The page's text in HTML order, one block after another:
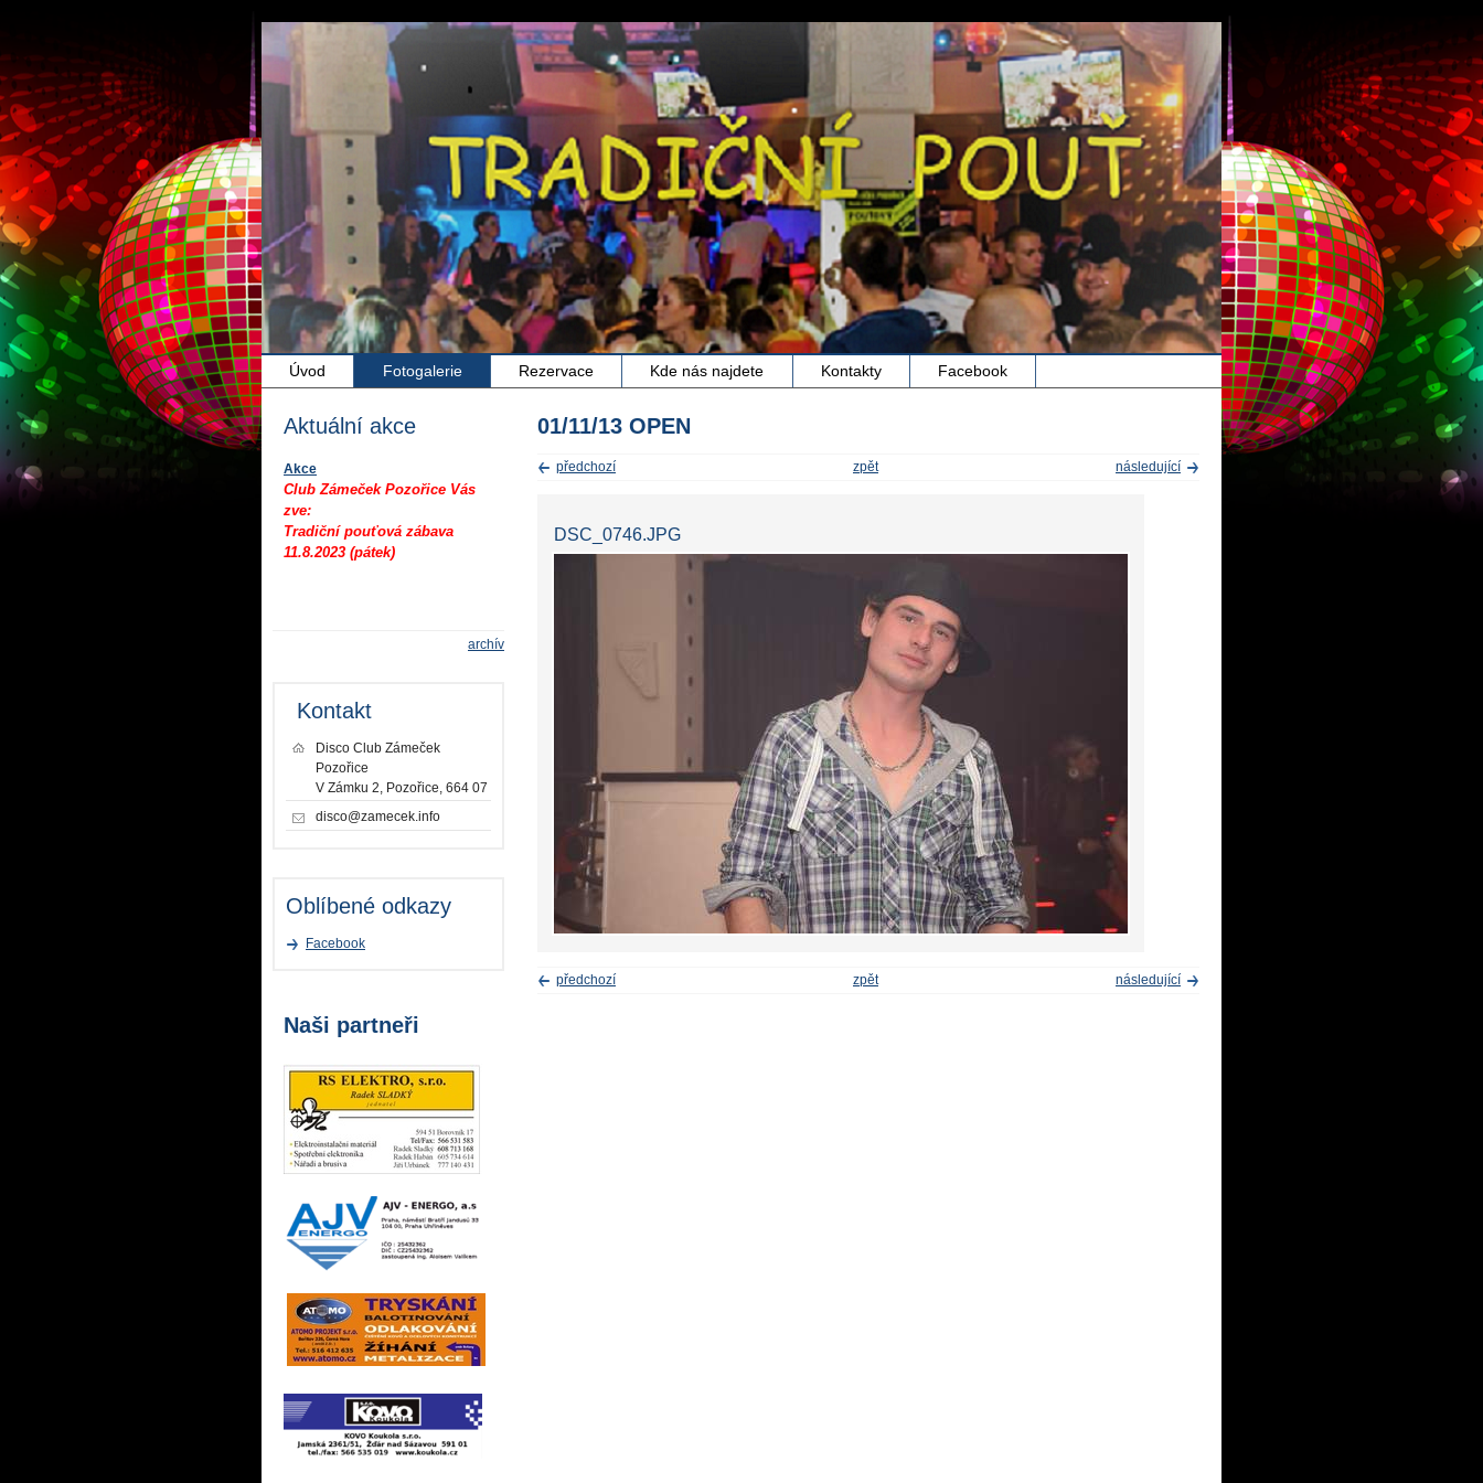
Úvod Fotogalerie Rezervace Kde nás najdete Kontakty Facebook
01/11/13 OPEN
předchozí následující
zpět
DSC_0746.JPG
předchozí následující
zpět
Aktuální akce
Akce
Club Zámeček Pozořice Vás
zve:
Tradiční pouťová zábava
11.8.2023 (pátek)
archív
Kontakt
Disco Club Zámeček
Pozořice
V Zámku 2, Pozořice, 664 07
disco@zamecek.info
Oblíbené odkazy
Facebook
Naši partneři